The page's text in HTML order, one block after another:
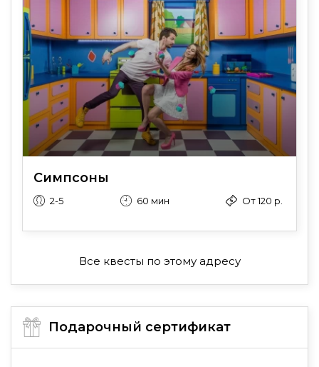
Симпсоны
2-5 60 мин От 120 р.
Все квесты по этому адресу
Подарочный сертификат